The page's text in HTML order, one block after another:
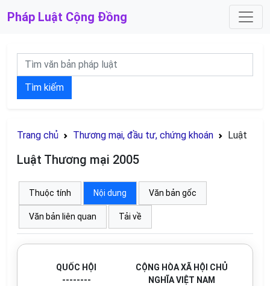
Pháp Luật Cộng Đồng
Tìm kiếm
Trang chủ Thương mại, đầu tư, chứng khoán Luật
Luật Thương mại 2005
Thuộc tính Nội dung Văn bản gốc
Văn bản liên quan Tải về
QUỐC HỘI
--------
CỘNG HÒA XÃ HỘI CHỦ
NGHĨA VIỆT NAM